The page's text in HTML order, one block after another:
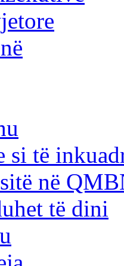
si të
në
të dini